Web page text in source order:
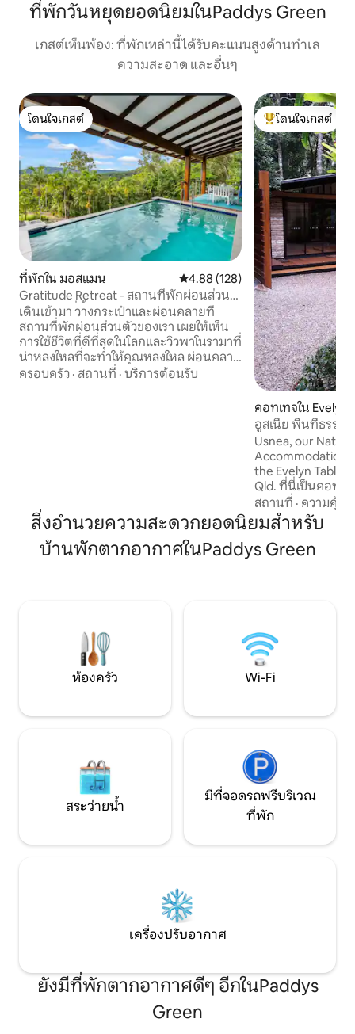
ที่พักวันหยุดยอดนิยมในPaddys Green
เกสต์เห็นพ้อง: ที่พักเหล่านี้ได้รับคะแนนสูงด้านทำเล
ความสะอาด และอื่นๆ
โดนใจเกสต์
โดนใจเกสต์
ที่พักใน มอสแมน คะแนนเฉลี่ย 4.88 จาก 5, 128 รีวิว
4.88 (128)
Gratitude Retreat - สถานที่พักผ่อนส่วน
ตัว วิวไม่มีที่สิ้นสุด
เดินเข้ามา วางกระเป๋าและผ่อนคลายที่
สถานที่พักผ่อนส่วนตัวของเรา เผยให้เห็น
การใช้ชีวิตที่ดีที่สุดในโลกและวิวพาโนรามาที่
น่าหลงใหลที่จะทำให้คุณหลงใหล ผ่อนคลาย
และรับความเย็นอย่างมีสไตล์ด้วยสระว่าย
ครอบครัว · สถานที่ · บริการต้อนรับ
โดนใจเกสต์ที่สุด
โดนใจเกสต์
คอทเทจใน Evelyn
อูสเนีย พื้นที่ธรรม
Usnea, our
Accommodation
the Evelyn
Qld. ที่นี่เป็นคอทเ
อำนวยความสะด
ที่ราบสูง ล้อมรอบ
สวนที่สร้างขึ้น และ
เมตรมีทั้งฤดูร้อน
เรา
สถานที่ · ความคุ้ม
สิ่งอำนวยความสะดวกยอดนิยมสำหรับ
บ้านพักตากอากาศในPaddys Green
ห้องครัว Wi-Fi
สระว่ายน้ำ
มีที่จอดรถฟรีบริเวณ
ที่พัก
เครื่องปรับอากาศ
ยังมีที่พักตากอากาศดีๆ อีกในPaddys
Green